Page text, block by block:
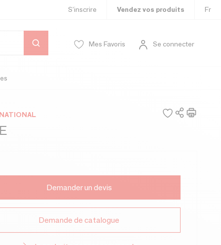
S’inscrire Vendez vos produits Fr
Mes Favoris Se connecter
Demander un devis
Demande de catalogue